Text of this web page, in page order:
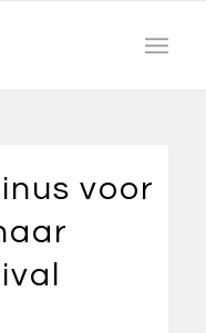
voor